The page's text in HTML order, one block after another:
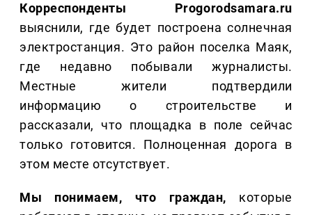
Корреспонденты Progorodsamara.ru
выяснили, где будет построена солнечная
электростанция. Это район поселка Маяк,
где недавно побывали журналисты.
Местные жители подтвердили
информацию о строительстве и
рассказали, что площадка в поле сейчас
только готовится. Полноценная дорога в
этом месте отсутствует.
Мы понимаем, что граждан, которые